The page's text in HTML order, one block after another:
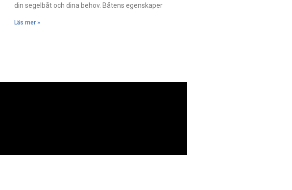
din segelbåt och dina behov. Båtens egenskaper
Läs mer »